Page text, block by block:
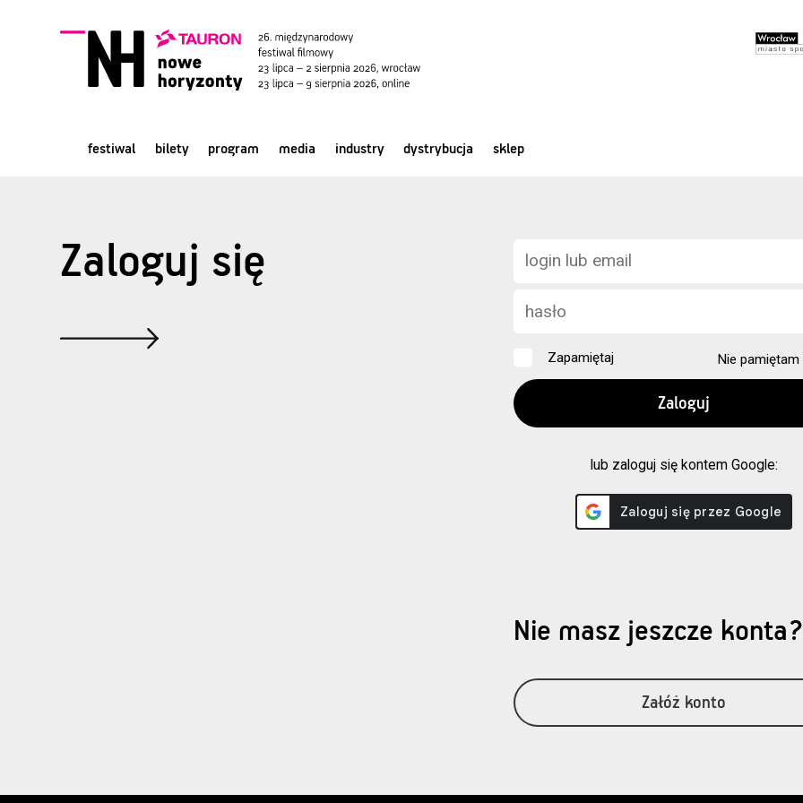
festiwal bilety program media industry dystrybucja sklep
Zaloguj się
Zapamiętaj Nie pamiętam
lub zaloguj się kontem Google:
Nie masz jeszcze konta?
Załóż konto